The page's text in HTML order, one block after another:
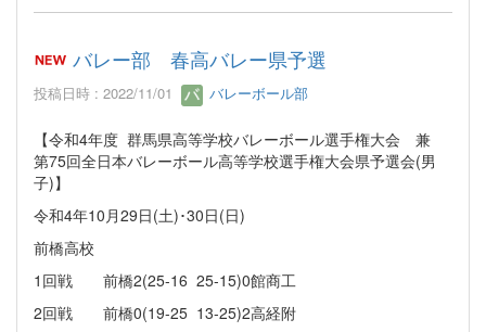
バレー部 春高バレー県予選
投稿日時 : 2022/11/01 バレーボール部
【令和4年度 群馬県高等学校バレーボール選手権大会 兼
第75回全日本バレーボール高等学校選手権大会県予選会(男
子)】
令和4年10月29日(土)･30日(日)
前橋高校
1回戦 前橋2(25-16 25-15)0館商工
2回戦 前橋0(19-25 13-25)2高経附